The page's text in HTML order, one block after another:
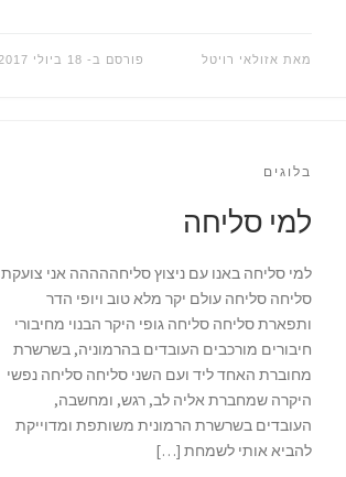
מאת אזולאי רויטל פורסם ב- 18 ביולי 2017
בלוגים
למי סליחה
למי סליחה באנו עם ניצוץ סליחההההה אני צועקת
סליחה סליחה עולם יקר מלא טוב ויופי הדר
ותפארת סליחה סליחה גופי היקר הבנוי מחיבורי
חיבורים מורכבים העובדים בהרמוניה, בשרשרת
מחוברת האחד ליד ועם השני סליחה סליחה נפשי
היקרה שמחברת אליה לב, רגש, ומחשבה,
העובדים בשרשרת הרמונית משותפת ומדוייקת
להביא אותי לשמחת […]